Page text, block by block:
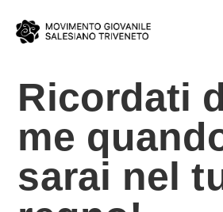
Ricordati
me
sarai nel